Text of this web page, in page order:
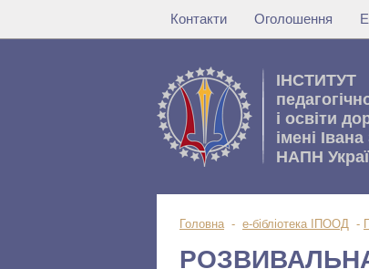
Контакти Оголошення
IНСТИТУТ
i освiти
імені
НАПН
Головна- е-бібліотека ІПООД -